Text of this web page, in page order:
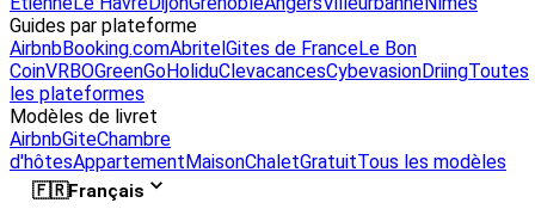
Guides par plateforme
AirbnbBooking.comAbritel Gites de FranceLe Bon
CoinVRBOGreenGoHoliduClevacancesCybevasionDriingToutes
les plateformes
Modèles de livret
AirbnbGiteChambre
d'hôtesAppartement MaisonChaletGratuitTous les modèles
🇫🇷Français